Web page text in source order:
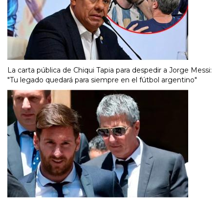
La carta pública de Chiqui Tapia para despedir a Jorge Messi:
"Tu legado quedará para siempre en el fútbol argentino"